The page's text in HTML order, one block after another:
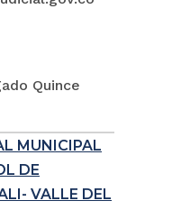
Quince
MUNICIPAL
DE
VALLE DEL